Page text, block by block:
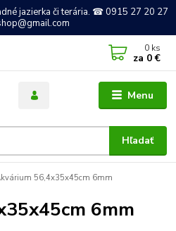
jazierka či terária. ☎ 0915 27 20 27
Menu
Hľadať
0 ks
za 0 €
56,4x35x45cm 6mm
6mm